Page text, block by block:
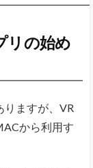
リの始め
りますが、VR
から利用す